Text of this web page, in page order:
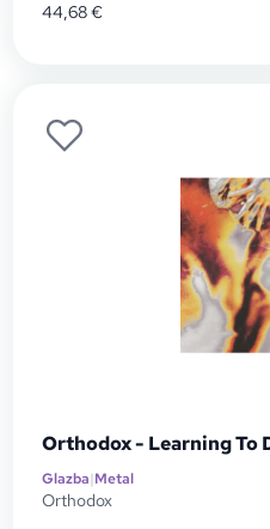
44,68€
Orthodox - Learning To
Glazba|Metal
Orthodox